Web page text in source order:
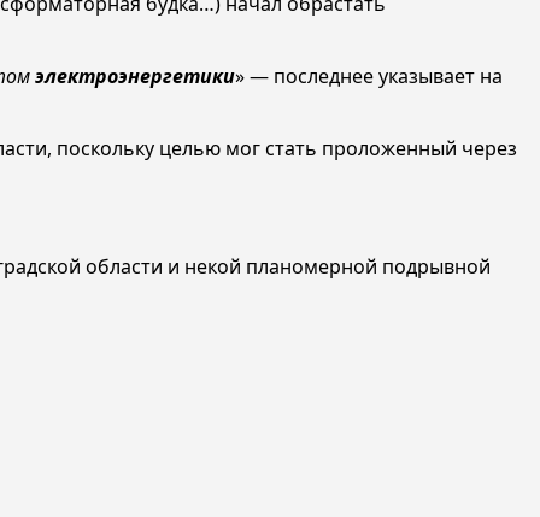
электроэнергетики» — последнее указывает на
поскольку целью мог стать проложенный через
области и некой планомерной подрывной